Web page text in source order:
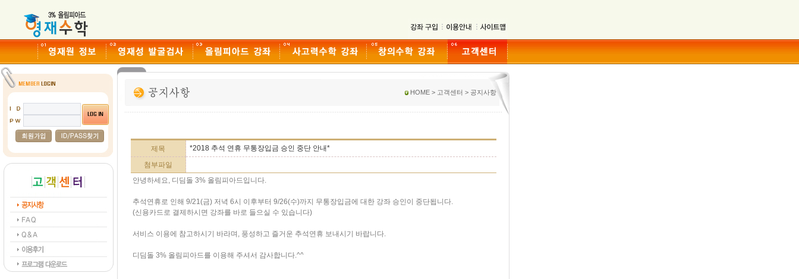
HOME > 고객센터 > 공지사항
제목
*2018 추석 연휴 무통장입금 승인 중단 안내*
첨부파일
안녕하세요, 디딤돌 3% 올림피아드입니다.
추석연휴로 인해 9/21(금) 저녁 6시 이후부터 9/26(수)까지 무통장입금에 대한 강좌 승인이 중단됩니다.
(신용카드로 결제하시면 강좌를 바로 들으실 수 있습니다)
서비스 이용에 참고하시기 바라며, 풍성하고 즐거운 추석연휴 보내시기 바랍니다.
디딤돌 3% 올림피아드를 이용해 주셔서 감사합니다.^^